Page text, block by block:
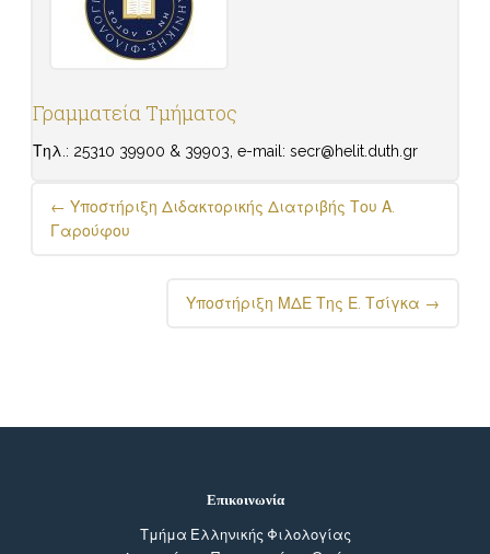
Γραμματεία Τμήματος
Τηλ.: 25310 39900 & 39903, e-mail: secr@helit.duth.gr
Post
navigation
← Υποστήριξη Διδακτορικής Διατριβής Του Α.
Γαρούφου
Υποστήριξη ΜΔΕ Της Ε. Τσίγκα →
Επικοινωνία
Τμήμα Ελληνικής Φιλολογίας